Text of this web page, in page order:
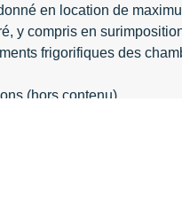
en location de
y compris en
frigorifiques des
(hors contenu).